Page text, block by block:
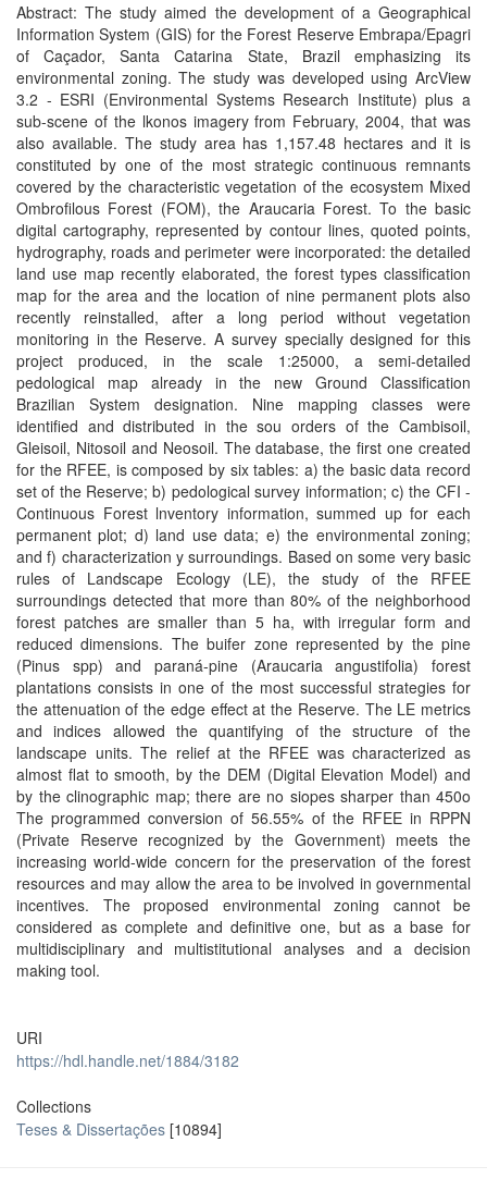
Abstract: The study aimed the development of a Geographical
Information System (GIS) for the Forest Reserve Embrapa/Epagri
of Caçador, Santa Catarina State, Brazil emphasizing its
environmental zoning. The study was developed using ArcView
3.2 - ESRI (Environmental Systems Research Institute) plus a
sub-scene of the lkonos imagery from February, 2004, that was
also available. The study area has 1,157.48 hectares and it is
constituted by one of the most strategic continuous remnants
covered by the characteristic vegetation of the ecosystem Mixed
Ombrofilous Forest (FOM), the Araucaria Forest. To the basic
digital cartography, represented by contour lines, quoted points,
hydrography, roads and perimeter were incorporated: the detailed
land use map recently elaborated, the forest types classification
map for the area and the location of nine permanent plots also
recently reinstalled, after a long period without vegetation
monitoring in the Reserve. A survey specially designed for this
project produced, in the scale 1:25000, a semi-detailed
pedological map already in the new Ground Classification
Brazilian System designation. Nine mapping classes were
identified and distributed in the sou orders of the Cambisoil,
Gleisoil, Nitosoil and Neosoil. The database, the first one created
for the RFEE, is composed by six tables: a) the basic data record
set of the Reserve; b) pedological survey information; c) the CFI -
Continuous Forest lnventory information, summed up for each
permanent plot; d) land use data; e) the environmental zoning;
and f) characterization y surroundings. Based on some very basic
rules of Landscape Ecology (LE), the study of the RFEE
surroundings detected that more than 80% of the neighborhood
forest patches are smaller than 5 ha, with irregular form and
reduced dimensions. The buifer zone represented by the pine
(Pinus spp) and paraná-pine (Araucaria angustifolia) forest
plantations consists in one of the most successful strategies for
the attenuation of the edge effect at the Reserve. The LE metrics
and indices allowed the quantifying of the structure of the
landscape units. The relief at the RFEE was characterized as
almost flat to smooth, by the DEM (Digital Elevation Model) and
by the clinographic map; there are no siopes sharper than 450o
The programmed conversion of 56.55% of the RFEE in RPPN
(Private Reserve recognized by the Government) meets the
increasing world-wide concern for the preservation of the forest
resources and may allow the area to be involved in governmental
incentives. The proposed environmental zoning cannot be
considered as complete and definitive one, but as a base for
multidisciplinary and multistitutional analyses and a decision
making tool.
URI
https://hdl.handle.net/1884/3182
Collections
Teses & Dissertações [10894]